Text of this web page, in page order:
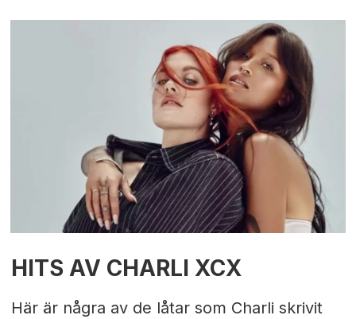
HITS AV CHARLI XCX
Här är några av de låtar som Charli skrivit